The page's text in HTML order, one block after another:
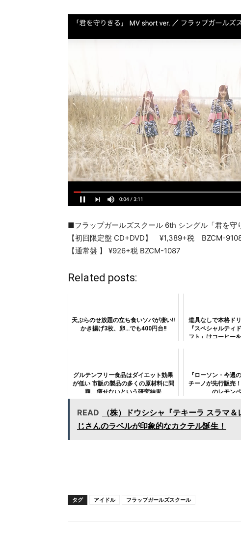
■フラップガールズスクール 6th シングル「君を
【初回限定盤 CD+DVD】 ¥1,389+税 BZCM-
【通常盤 】 ¥926+税 BZCM-1087
Related posts:
天ぷらのせ放題の立ち食いソバが凄い!!
かき揚げ3枚、卵…でも400円台!!
道具なしで本格ド
『スペシャルティ
フト』はコーヒー
グルテンフリー食品はダイエット効果
が低い 市販の製品の多くの原材料に問
題、痩せないという研究結果
『ローソン・今週
チーノが先行販売
のレモン
READ
（株）ドウシシャ『テキーラ スラマ
じさんのラベルが印象的なカクテル誕生！
タグ アイドル フラップガールズスクール